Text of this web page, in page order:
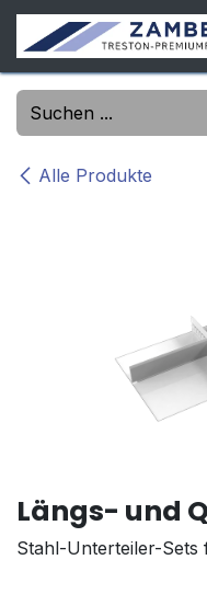
Zum Inhalt springen
Alle Produkte
Längs- und
Stahl-Unterteiler-Sets